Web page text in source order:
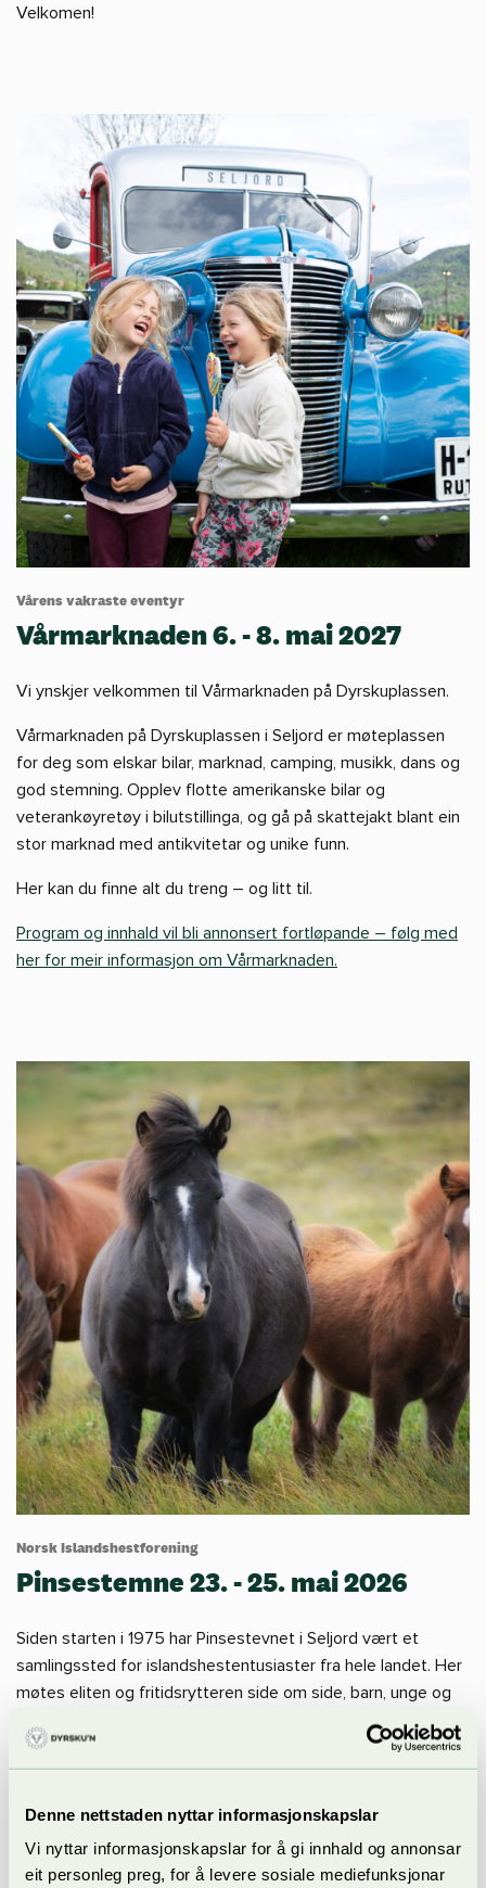
Denne nettstaden nyttar informasjonskapslar
Vi nyttar informasjonskapslar for å gi innhald og annonsar
eit personleg preg, for å levere sosiale mediefunksjonar
Velkomen!
Vårens vakraste eventyr
Vårmarknaden 6. - 8. mai 2027
Vi ynskjer velkommen til Vårmarknaden på Dyrskuplassen.
Vårmarknaden på Dyrskuplassen i Seljord er møteplassen
for deg som elskar bilar, marknad, camping, musikk, dans og
god stemning. Opplev flotte amerikanske bilar og
veterankøyretøy i bilutstillinga, og gå på skattejakt blant ein
stor marknad med antikvitetar og unike funn.
Her kan du finne alt du treng – og litt til.
Program og innhald vil bli annonsert fortløpande – følg med
her for meir informasjon om Vårmarknaden.
Norsk Islandshestforening
Pinsestemne 23. - 25. mai 2026
Siden starten i 1975 har Pinsestevnet i Seljord vært et
samlingssted for islandshestentusiaster fra hele landet. Her
møtes eliten og fritidsrytteren side om side, barn, unge og
voksne, til sosialt samvær, konkurranser og kurs med
islandshesten i sentrum.
Facebookfor mer informasjon.